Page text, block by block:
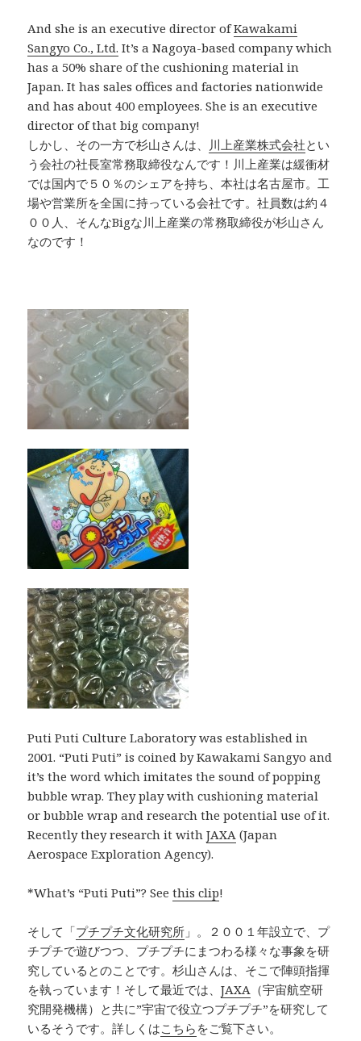
And she is an executive director ofKawakami
Sangyo Co., Ltd. It’s a Nagoya-based company which
has a 50% share of the cushioning material in
Japan. It has sales offices and factories nationwide
and has about 400 employees. She is an executive
director of that big company!
しかし、その一方で杉山さんは、 川上産業株式会社とい
う会社の社長室常務取締役なんです！川上産業は緩衝材
では国内で５０％のシェアを持ち、本社は名古屋市。工
場や営業所を全国に持っている会社です。社員数は約４
００人、そんなBigな川上産業の常務取締役が杉山さん
なのです！
Puti Puti Culture Laboratory was established in
2001. “Puti Puti” is coined by Kawakami Sangyo and
it’s the word which imitates the sound of popping
bubble wrap. They play with cushioning material
or bubble wrap and research the potential use of it.
Recently they research it withJAXA (Japan
Aerospace Exploration Agency).
*What’s “Puti Puti”? Seethis clip!
そして「プチプチ文化研究所 」。２００１年設立で、プ
チプチで遊びつつ、プチプチにまつわる様々な事象を研
究しているとのことです。杉山さんは、そこで陣頭指揮
を執っています！そして最近では、JAXA （宇宙航空研
究開発機構）と共に”宇宙で役立つプチプチ”を研究して
いるそうです。詳しくはこちら をご覧下さい。